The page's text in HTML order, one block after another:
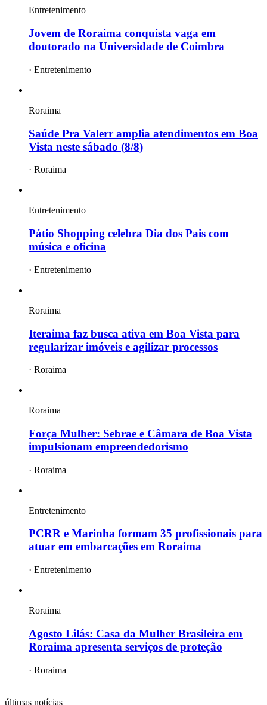
Entretenimento
Jovem de Roraima conquista vaga em
doutorado na Universidade de Coimbra
· Entretenimento
Roraima
Saúde Pra Valerr amplia atendimentos em Boa
Vista neste sábado (8/8)
· Roraima
Entretenimento
Pátio Shopping celebra Dia dos Pais com
música e oficina
· Entretenimento
Roraima
Iteraima faz busca ativa em Boa Vista para
regularizar imóveis e agilizar processos
· Roraima
Roraima
Força Mulher: Sebrae e Câmara de Boa Vista
impulsionam empreendedorismo
· Roraima
Entretenimento
PCRR e Marinha formam 35 profissionais para
atuar em embarcações em Roraima
· Entretenimento
Roraima
Agosto Lilás: Casa da Mulher Brasileira em
Roraima apresenta serviços de proteção
· Roraima
últimas notícias